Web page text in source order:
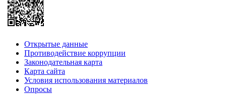
Открытые данные
Противодействие коррупции
Законодательная карта
Карта сайта
Условия использования материалов
Опросы